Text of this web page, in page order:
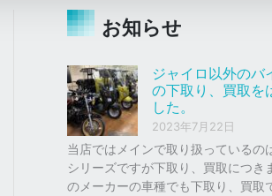
お知らせ
ジャイロ以外のバ
の下取り、買取を
した。
2023年7月22日
当店ではメインで取り扱っているの
シリーズですが下取り、買取につき
のメーカーの車種でも下取り、買取